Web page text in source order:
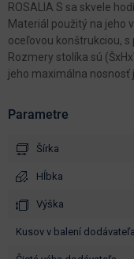
ROSALIA S sa skvele
Materiál použitý na jeho
oceľovou konštrukciou,
Rozmery stolíka sú
jeho maximálna nosnosť
Parametre
Šírka
Hĺbka
Výška
kusov v balení dodávateľa